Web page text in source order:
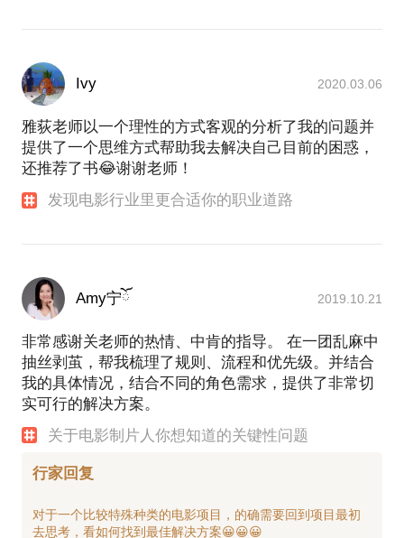
Ivy 2020.03.06
雅荻老师以一个理性的方式客观的分析了我的问题并
提供了一个思维方式帮助我去解决自己目前的困惑，
还推荐了书😂谢谢老师！
发现电影行业里更合适你的职业道路
Amy宁ོ 2019.10.21
非常感谢关老师的热情、中肯的指导。 在一团乱麻中
抽丝剥茧，帮我梳理了规则、流程和优先级。并结合
我的具体情况，结合不同的角色需求，提供了非常切
实可行的解决方案。
关于电影制片人你想知道的关键性问题
行家回复
对于一个比较特殊种类的电影项目，的确需要回到项目最初